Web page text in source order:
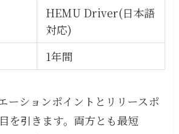
HEMU Driver(日本語
対応)
1年間
ーションポイントとリリースポ
を引きます。両方とも最短